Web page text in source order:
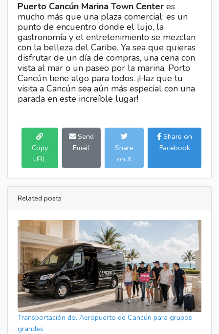
Puerto Cancún Marina Town Center es
mucho más que una plaza comercial: es un
punto de encuentro donde el lujo, la
gastronomía y el entretenimiento se mezclan
con la belleza del Caribe. Ya sea que quieras
disfrutar de un día de compras, una cena con
vista al mar o un paseo por la marina, Porto
Cancún tiene algo para todos. ¡Haz que tu
visita a Cancún sea aún más especial con una
parada en este increíble lugar!
Copy
URL
Send
Email
Share
on X
Share on
Facebook
Related posts
Transportación del Aeropuerto de Cancún para grupos
grandes